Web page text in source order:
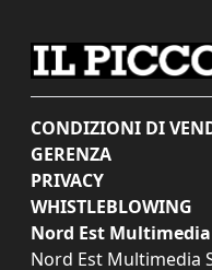
CONDIZIONI DI
GERENZA
PRIVACY
WHISTLEBLOWING
Nord Est Multimedia
Nord Est Multimedia